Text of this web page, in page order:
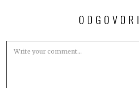
ODGOVORI